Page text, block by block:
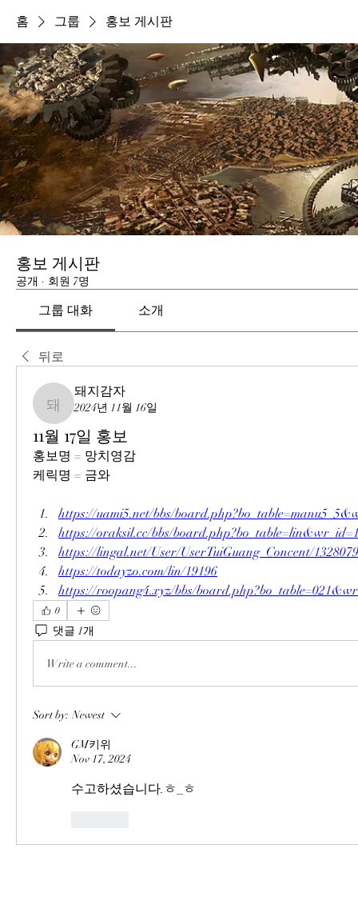
홈 그룹 홍보 게시판
홍보 게시판
공개 · 회원 7명
그룹 대화 소개
뒤로
돼지감자
돼지감자
2024년 11월 16일
11월 17일 홍보
홍보명 = 망치영감
케릭명 = 금와
https://uami5.net/bbs/
https://oraksil.cc/bbs/
https://lingal.net/User/UserTuiGuang_Concent/1328079
https://todayzo.com/lin/19196
https://roopang4.xyz/bbs/
0
댓글 1개
Write a comment...
Sort by: Newest
GM키위
Nov 17, 2024
수고하셨습니다.ㅎ_ㅎ